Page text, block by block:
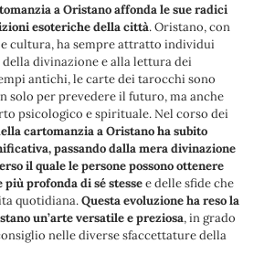
a Oristano affonda le sue radici
esoteriche della città. Oristano, con
cultura, ha sempre attratto individui
della divinazione e alla lettura dei
antichi, le carte dei tarocchi sono
solo per prevedere il futuro, ma anche
psicologico e spirituale. Nel corso dei
cartomanzia a Oristano ha subito
passando dalla mera divinazione
il quale le persone possono ottenere
profonda di sé stessee delle sfide che
quotidiana.Questa evoluzione ha reso la
un’arte versatile e preziosa, in grado
nelle diverse sfaccettature della